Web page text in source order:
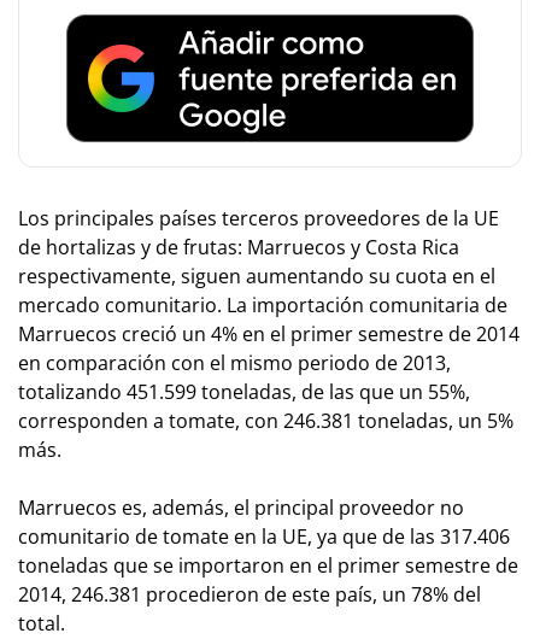
Los principales países terceros proveedores de la UE
de hortalizas y de frutas: Marruecos y Costa Rica
respectivamente, siguen aumentando su cuota en el
mercado comunitario. La importación comunitaria de
Marruecos creció un 4% en el primer semestre de 2014
en comparación con el mismo periodo de 2013,
totalizando 451.599 toneladas, de las que un 55%,
corresponden a tomate, con 246.381 toneladas, un 5%
más.
Marruecos es, además, el principal proveedor no
comunitario de tomate en la UE, ya que de las 317.406
toneladas que se importaron en el primer semestre de
2014, 246.381 procedieron de este país, un 78% del
total.